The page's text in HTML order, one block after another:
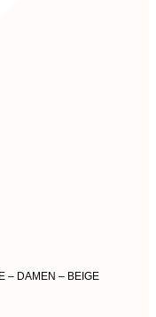
– DAMEN – BEIGE